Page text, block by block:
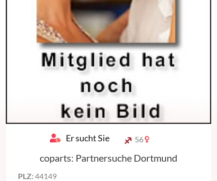
Er sucht Sie 56
coparts: Partnersuche Dortmund
PLZ: 44149